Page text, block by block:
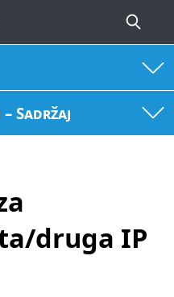
– Sadržaj
druga IP